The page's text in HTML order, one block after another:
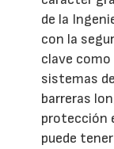
de la
con la
clave
sistemas
barreras
protección
puede